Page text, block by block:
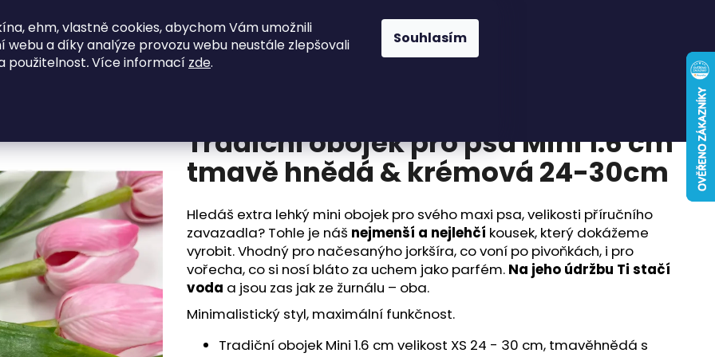
ehm, vlastně cookies, abychom Vám umožnili
webu a díky analýze provozu webu neustále zlepšovali
použitelnost.Více informací zde.
Souhlasím
SkladOFFky Vodítka Postroje Známky Pelíšky a deky
Tradiční obojek pro psa Mini 1.6 cm
tmavě hnědá & krémová 24-30cm
Hledáš extra lehký mini obojek pro svého maxi psa, velikosti příručního
zavazadla? Tohle je náš nejmenší a nejlehčí kousek, který dokážeme
vyrobit. Vhodný pro načesanýho jorkšíra, co voní po pivoňkách, i pro
vořecha, co si nosí bláto za uchem jako parfém. Na jeho údržbu Ti stačí
voda a jsou zas jak ze žurnálu – oba.
Minimalistický styl, maximální funkčnost.
Tradiční obojek Mini 1.6 cm velikost XS 24 - 30 cm, tmavěhnědá s
HLEDAT
Doporučujeme